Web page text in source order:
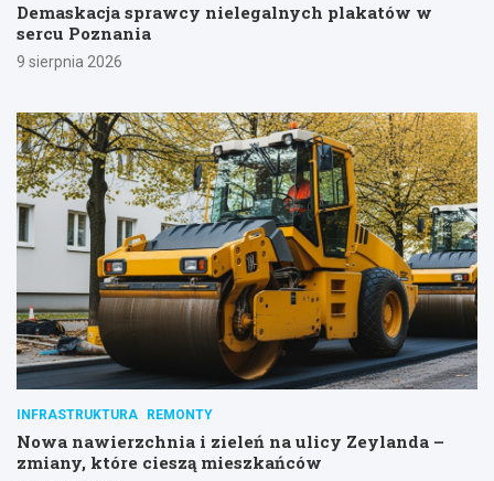
Demaskacja sprawcy nielegalnych plakatów w
sercu Poznania
9 sierpnia 2026
INFRASTRUKTURA REMONTY
Nowa nawierzchnia i zieleń na ulicy Zeylanda –
zmiany, które cieszą mieszkańców